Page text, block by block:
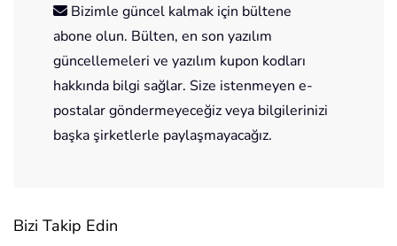
Bizimle güncel kalmak için bültene
abone olun. Bülten, en son yazılım
güncellemeleri ve yazılım kupon kodları
hakkında bilgi sağlar. Size istenmeyen e-
postalar göndermeyeceğiz veya bilgilerinizi
başka şirketlerle paylaşmayacağız.
Bizi Takip Edin